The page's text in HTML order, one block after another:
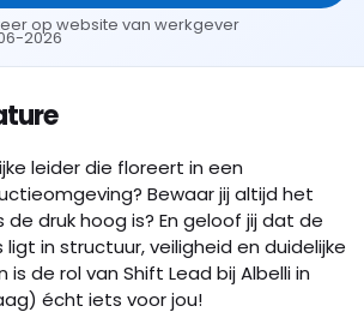
op website van werkgever
2026
leider die floreert in een
Bewaar jij altijd het
de druk hoog is? En geloof jij dat de
in structuur, veiligheid en duidelijke
de rol van Shift Lead bij Albelli in
écht iets voor jou!